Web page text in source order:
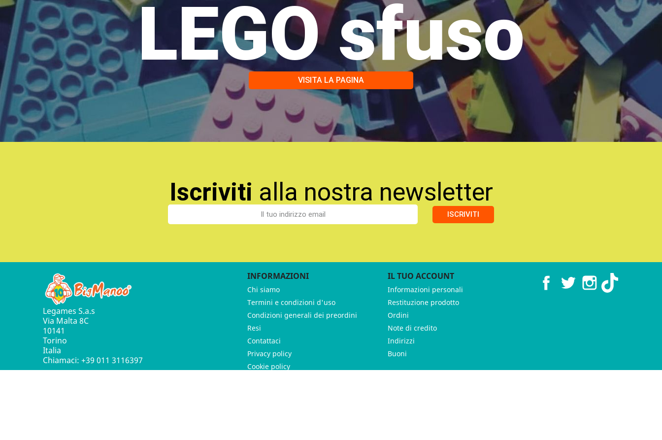
LEGO sfuso
VISITA LA PAGINA
Iscriviti alla nostra newsletter
ISCRIVITI
Legames S.a.s
Via Malta 8C
10141
Torino
Italia
Chiamaci: +39 011 3116397
INFORMAZIONI
Chi siamo
Termini e condizioni d'uso
Condizioni generali dei preordini
Resi
Contattaci
Privacy policy
Cookie policy
IL TUO ACCOUNT
Informazioni personali
Restituzione prodotto
Ordini
Note di credito
Indirizzi
Buoni
FacebookTwitter Instagram